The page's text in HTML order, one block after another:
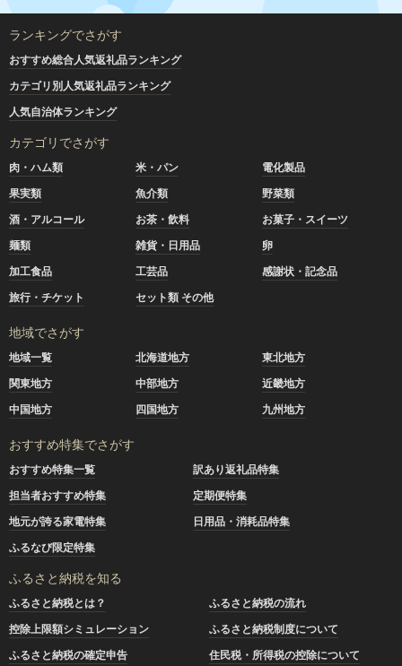
ランキングでさがす
おすすめ総合人気返礼品ランキング
カテゴリ別人気返礼品ランキング
人気自治体ランキング
カテゴリでさがす
肉・ハム類 米・パン
電化製品
果実類
魚介類
野菜類
酒・アルコール
お茶・飲料
お菓子・スイーツ
麺類
雑貨・日用品
卵
加工食品
工芸品
感謝状・記念品
旅行・チケット
セット類 その他
地域でさがす
地域一覧 北海道地方
東北地方
関東地方
中部地方
近畿地方
中国地方
四国地方 九州地方
おすすめ特集でさがす
おすすめ特集一覧
訳あり返礼品特集
担当者おすすめ特集
定期便特集
地元が誇る家電特集
日用品・消耗品特集
ふるなび限定特集
ふるさと納税を知る
ふるさと納税とは？
ふるさと納税の流れ
控除上限額シミュレーション
ふるさと納税制度について
ふるさと納税の確定申告
住民税・所得税の控除について